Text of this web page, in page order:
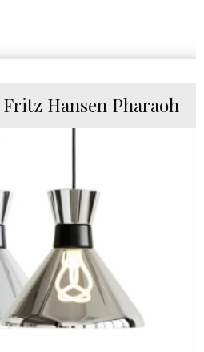
Hansen Pharaoh